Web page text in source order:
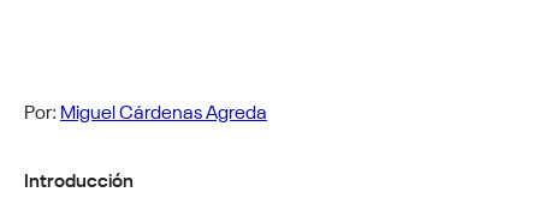
Por: Miguel Cárdenas Agreda
Introducción